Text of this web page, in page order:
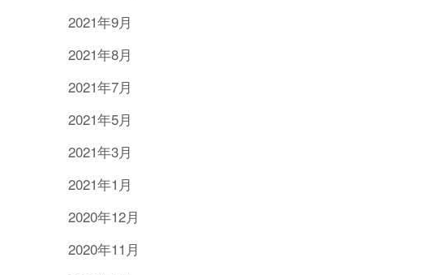
2021年9月
2021年8月
2021年7月
2021年5月
2021年3月
2021年1月
2020年12月
2020年11月